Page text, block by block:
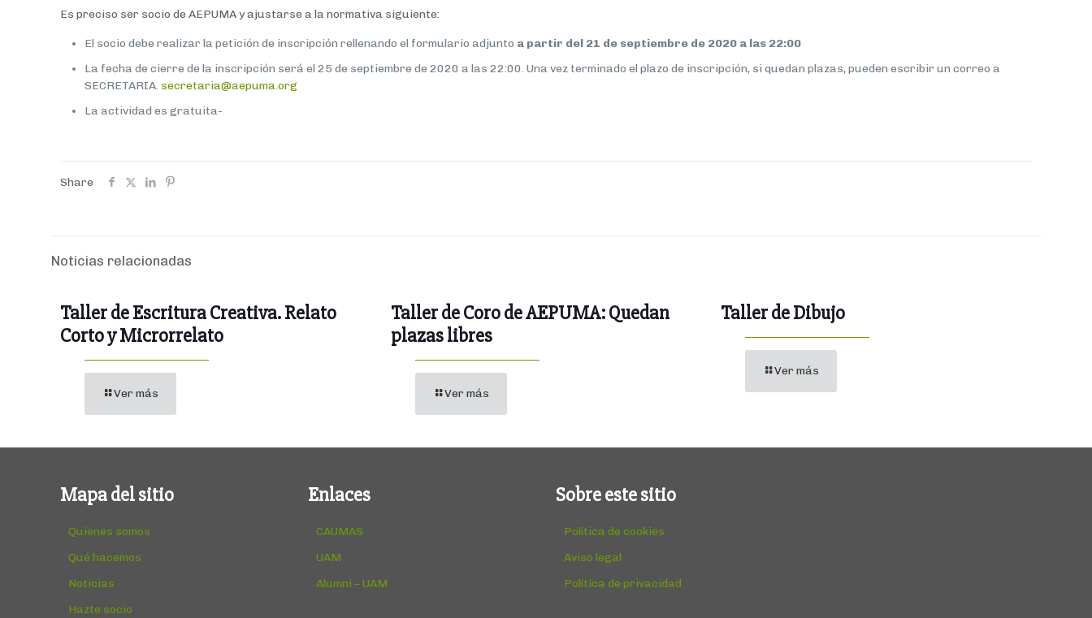
Es preciso ser socio de AEPUMA y ajustarse a la normativa siguiente:
El socio debe realizar la petición de inscripción rellenando el formulario adjunto a partir del 21 de septiembre de 2020 a las 22:00
La fecha de cierre de la inscripción será el 25 de septiembre de 2020 a las 22:00. Una vez terminado el plazo de inscripción, si quedan plazas, pueden escribir un correo a
SECRETARIA. secretaria@aepuma.org
La actividad es gratuita-
Share
Noticias relacionadas
Taller de Escritura Creativa. Relato
Corto y Microrrelato
Ver más
Taller de Coro de AEPUMA: Quedan
plazas libres
Ver más
Taller de Dibujo
Ver más
Mapa del sitio
Quienes somos
Qué hacemos
Noticias
Hazte socio
Enlaces
CAUMAS
UAM
Alumni – UAM
Sobre este sitio
Política de cookies
Aviso legal
Política de privacidad